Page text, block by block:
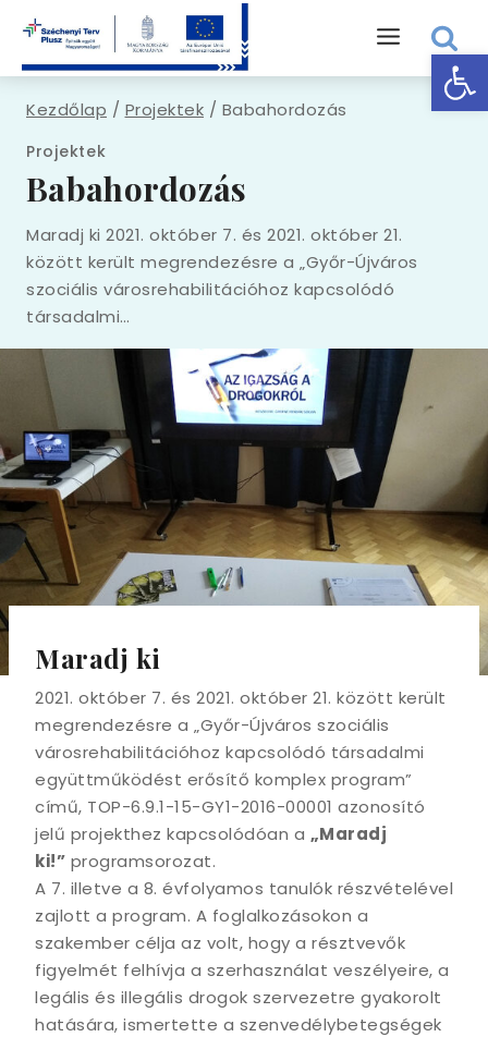
content
Kezdőlap / Projektek / Babahordozás
Projektek
Babahordozás
Maradj ki 2021. október 7. és 2021. október 21.
között került megrendezésre a „Győr-Újváros
szociális városrehabilitációhoz kapcsolódó
társadalmi…
Maradj ki
2021. október 7. és 2021. október 21. között került
megrendezésre a „Győr-Újváros szociális
városrehabilitációhoz kapcsolódó társadalmi
együttműködést erősítő komplex program”
című, TOP-6.9.1-15-GY1-2016-00001 azonosító
jelű projekthez kapcsolódóan a „Maradj
ki!” programsorozat.
A 7. illetve a 8. évfolyamos tanulók részvételével
zajlott a program. A foglalkozásokon a
szakember célja az volt, hogy a résztvevők
figyelmét felhívja a szerhasználat veszélyeire, a
legális és illegális drogok szervezetre gyakorolt
hatására, ismertette a szenvedélybetegségek